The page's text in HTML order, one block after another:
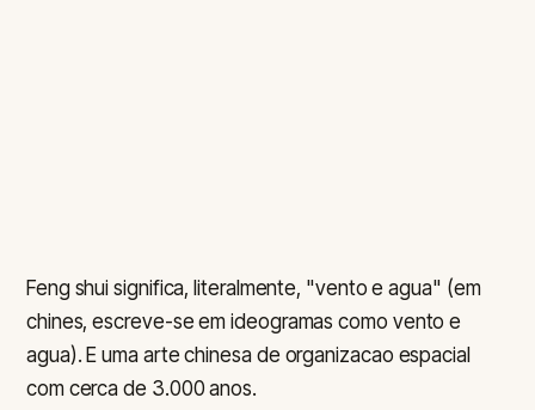
Feng shui significa, literalmente, "vento e agua" (em
chines, escreve-se em ideogramas como vento e
agua). E uma arte chinesa de organizacao espacial
com cerca de 3.000 anos.